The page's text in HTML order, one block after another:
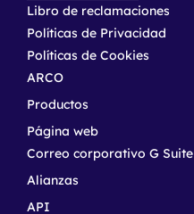
Libro de reclamaciones
Políticas de Privacidad
Políticas de Cookies
ARCO
Productos
Página web
Correo corporativo G Suite
Alianzas
API